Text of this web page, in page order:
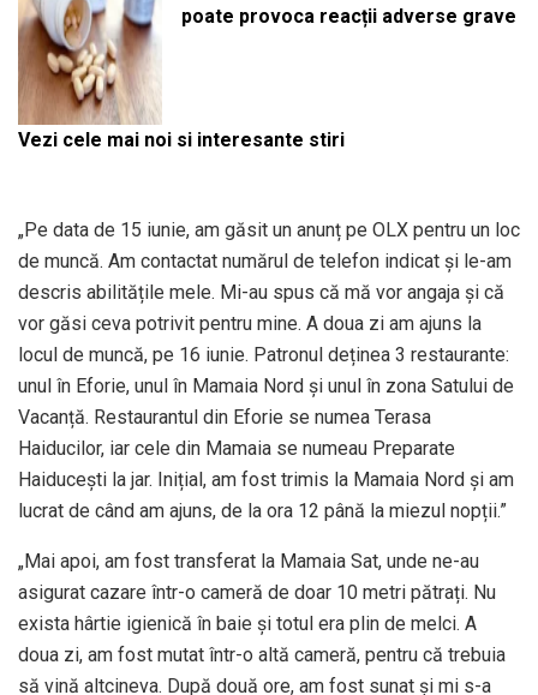
poate provoca reacții adverse grave
Vezi cele mai noi si interesante stiri
„Pe data de 15 iunie, am găsit un anunț pe OLX pentru un loc
de muncă. Am contactat numărul de telefon indicat și le-am
descris abilitățile mele. Mi-au spus că mă vor angaja și că
vor găsi ceva potrivit pentru mine. A doua zi am ajuns la
locul de muncă, pe 16 iunie. Patronul deținea 3 restaurante:
unul în Eforie, unul în Mamaia Nord și unul în zona Satului de
Vacanță. Restaurantul din Eforie se numea Terasa
Haiducilor, iar cele din Mamaia se numeau Preparate
Haiducești la jar. Inițial, am fost trimis la Mamaia Nord și am
lucrat de când am ajuns, de la ora 12 până la miezul nopții.”
„Mai apoi, am fost transferat la Mamaia Sat, unde ne-au
asigurat cazare într-o cameră de doar 10 metri pătrați. Nu
exista hârtie igienică în baie și totul era plin de melci. A
doua zi, am fost mutat într-o altă cameră, pentru că trebuia
să vină altcineva. După două ore, am fost sunat și mi s-a